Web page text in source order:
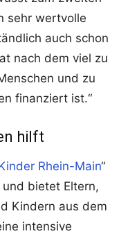
sehr wertvolle
auch schon
nach dem viel zu
und zu
finanziert ist.“
hilft
Rhein-Main“
bietet Eltern,
Kindern aus dem
intensive